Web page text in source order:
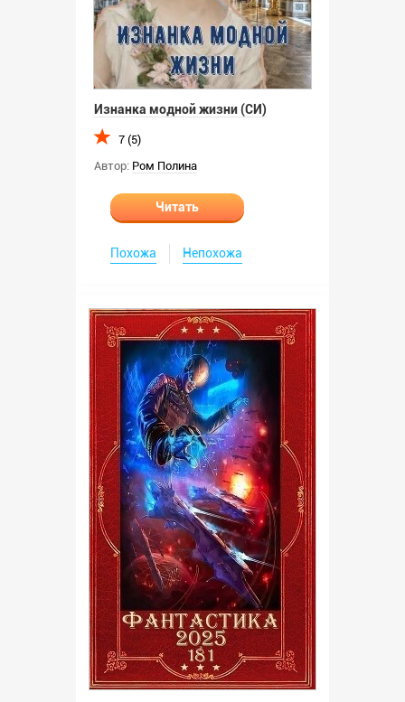
Изнанка модной жизни (СИ)
7 (5)
Автор: Ром Полина
Читать
Похожа Непохожа